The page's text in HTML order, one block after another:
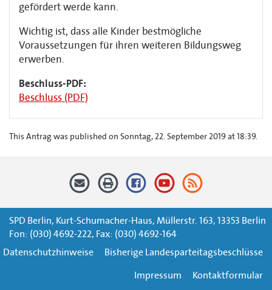
gefördert werde kann.
Wichtig ist, dass alle Kinder bestmögliche
Voraussetzungen für ihren weiteren Bildungsweg
erwerben.
Beschluss-PDF:
Beschluss (PDF)
This Antrag was published on Sonntag, 22. September 2019 at 18:39.
SPD Berlin, Kurt-Schumacher-Haus, Müllerstr. 163, 13353 Berlin
Fon: (030) 4692-222, Fax: (030) 4692-164
Datenschutzhinweise
Bisherige Landesparteitagsbeschlüsse
Impressum
Kontaktformular